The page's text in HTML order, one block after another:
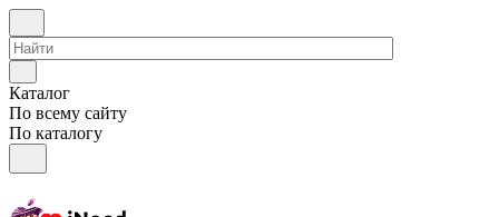
Каталог
По всему сайту
По каталогу